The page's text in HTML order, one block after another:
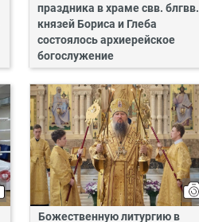
праздника в храме свв. блгвв.
князей Бориса и Глеба
состоялось архиерейское
богослужение
Божественную литургию в